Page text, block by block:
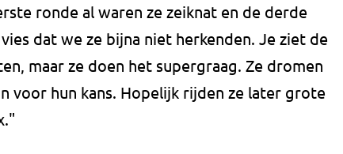
ronde al waren ze zeiknat en de derde
dat we ze bijna niet herkenden. Je ziet de
maar ze doen het supergraag. Ze dromen
voor hun kans. Hopelijk rijden ze later grote